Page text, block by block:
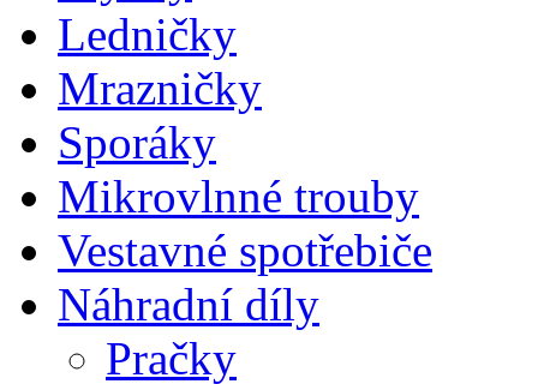
Ledničky
Mrazničky
Sporáky
Mikrovlnné trouby
Vestavné spotřebiče
Náhradní díly
Pračky